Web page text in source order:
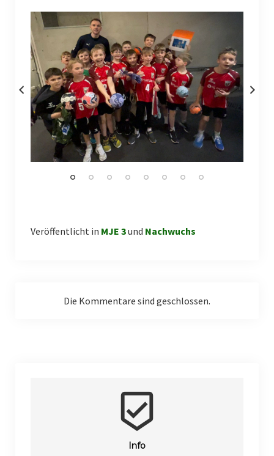
Weibliche D-Jugend
Weibliche E-Jugend
Kindersport
Unsere Sponsoren
Sporthallen
Sonstige Sportarten
Fußball
Veröffentlicht in MJE 3und Nachwuchs
Die Kommentare sind geschlossen.
beenhere
Info